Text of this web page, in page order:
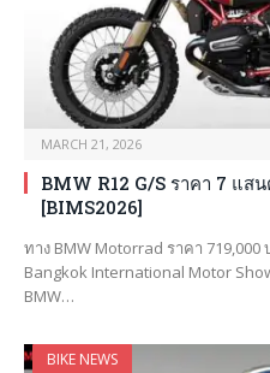
MARCH 21, 2026
BMW R12 G/S ราคา 7 แ
[BIMS2026]
ทาง BMW Motorrad ราคา
Bangkok International Motor
BMW…
BIKE NEWS